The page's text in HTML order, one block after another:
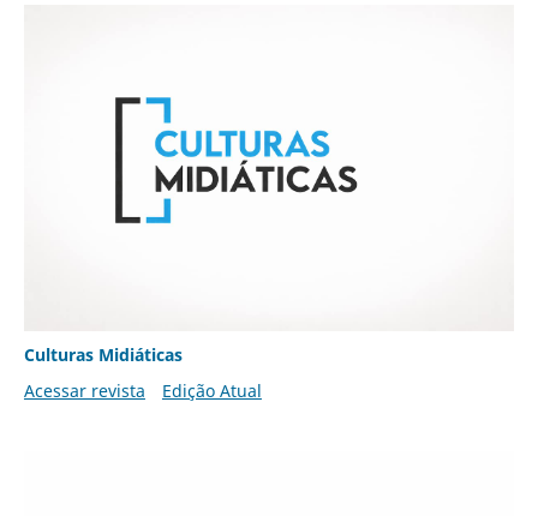
Culturas Midiáticas
Acessar revista
Edição Atual